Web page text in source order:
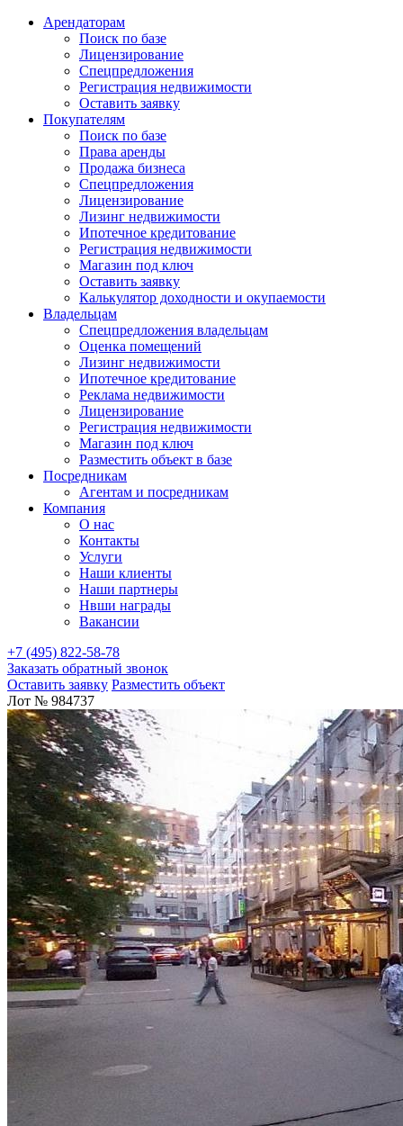
Арендаторам
Поиск по базе
Лицензирование
Спецпредложения
Регистрация недвижимости
Оставить заявку
Покупателям
Поиск по базе
Права аренды
Продажа бизнеса
Спецпредложения
Лицензирование
Лизинг недвижимости
Ипотечное кредитование
Регистрация недвижимости
Магазин под ключ
Оставить заявку
Калькулятор доходности и окупаемости
Владельцам
Спецпредложения владельцам
Оценка помещений
Лизинг недвижимости
Ипотечное кредитование
Реклама недвижимости
Лицензирование
Регистрация недвижимости
Магазин под ключ
Разместить объект в базе
Посредникам
Агентам и посредникам
Компания
О нас
Контакты
Услуги
Наши клиенты
Наши партнеры
Нвши награды
Вакансии
+7 (495) 822-58-78
Заказать обратный звонок
Оставить заявку Разместить объект
Лот № 984737